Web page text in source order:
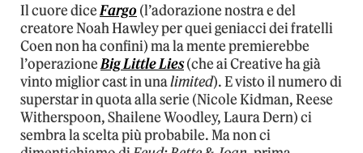
Il cuore diceFargo (l’adorazione nostra e del
creatore Noah Hawley per quei geniacci dei fratelli
Coen non ha confini) ma la mente premierebbe
l’operazioneBig Little Lies(che ai Creative ha già
vinto miglior cast in unalimited). E visto il numero di
superstar in quota alla serie (Nicole Kidman, Reese
Witherspoon, Shailene Woodley, Laura Dern) ci
sembra la scelta più probabile. Ma non ci